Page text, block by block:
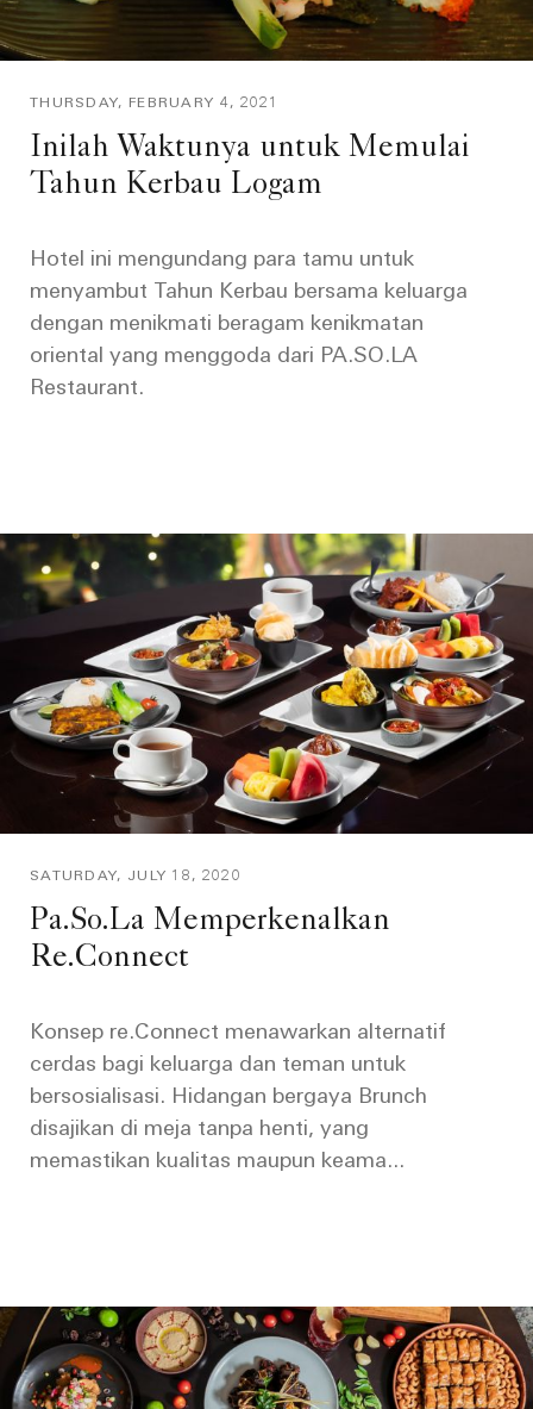
THURSDAY, FEBRUARY 4, 2021
Inilah Waktunya untuk Memulai
Tahun Kerbau Logam
Hotel ini mengundang para tamu untuk
menyambut Tahun Kerbau bersama keluarga
dengan menikmati beragam kenikmatan
oriental yang menggoda dari PA.SO.LA
Restaurant.
SATURDAY, JULY 18, 2020
Pa.So.La Memperkenalkan
Re.Connect
Konsep re.Connect menawarkan alternatif
cerdas bagi keluarga dan teman untuk
bersosialisasi. Hidangan bergaya Brunch
disajikan di meja tanpa henti, yang
memastikan kualitas maupun keama...